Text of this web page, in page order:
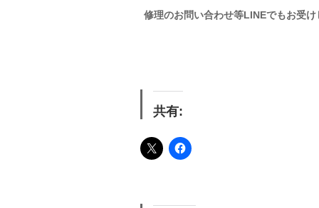
修理のお問い合わせ等LINEでもお受け
共有: